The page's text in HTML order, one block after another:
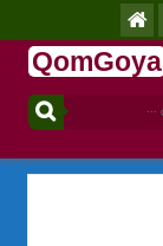
QomGoya